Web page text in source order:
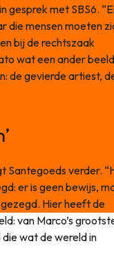
gesprek met SBS6.
die mensen moeten
bij de rechtszaak
wat een ander beeld
de gevierde artiest,
Santegoeds verder.
er is geen bewijs,
Hier heeft de
van Marco’s
wat de wereld in